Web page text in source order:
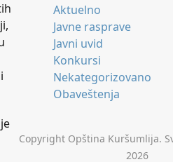
Aktuelno
Javne rasprave
Javni uvid
Konkursi
Nekategorizovano
Obaveštenja
Copyright Opština Kuršumlija.
2026